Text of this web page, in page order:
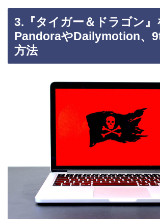
3.『タイガー＆ドラゴン』
PandoraやDailymotion、
方法